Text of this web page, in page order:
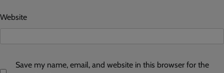
Website
Save my name, email, and website in this browser for the